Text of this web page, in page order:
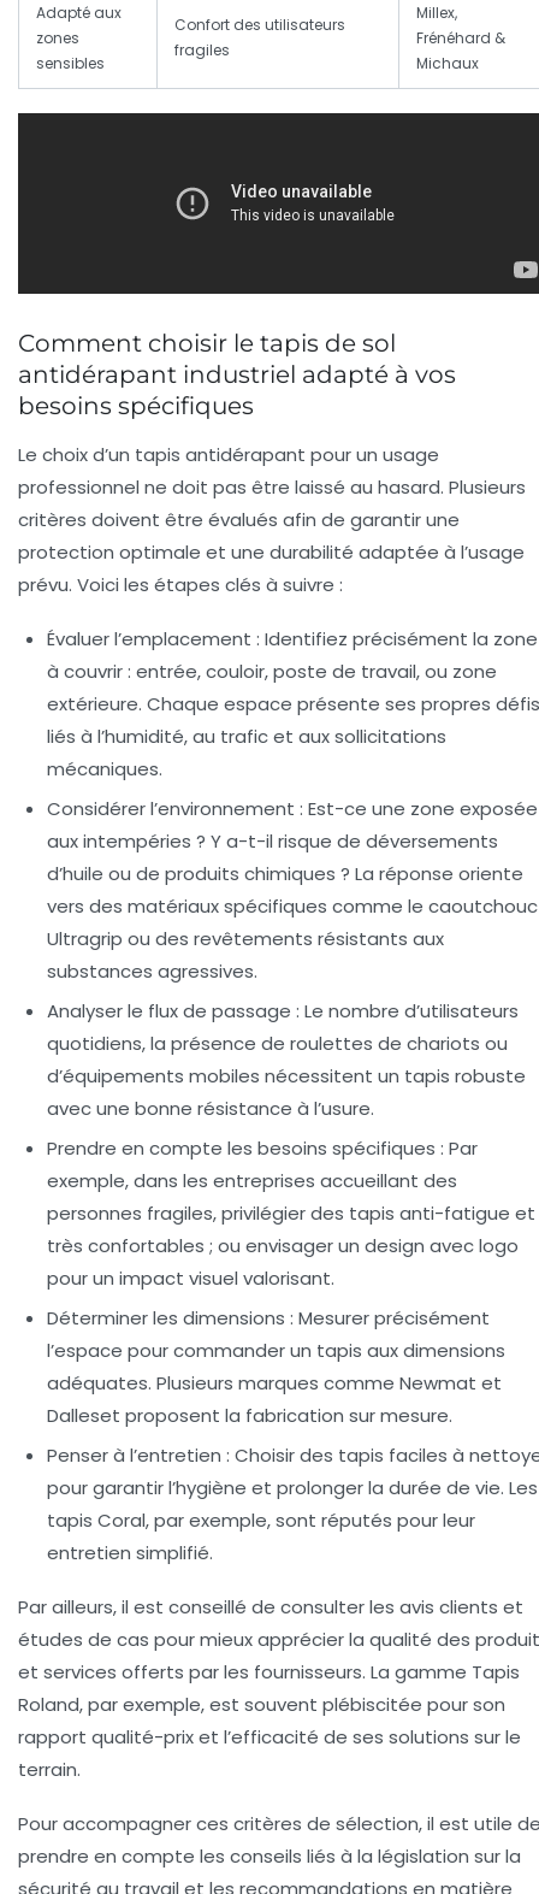
Adapté aux
zones
sensibles
Confort des utilisateurs
fragiles
Millex,
Frénéhard &
Michaux
Comment choisir le tapis de sol
antidérapant industriel adapté à vos
besoins spécifiques
Le choix d’un tapis antidérapant pour un usage
professionnel ne doit pas être laissé au hasard. Plusieurs
critères doivent être évalués afin de garantir une
protection optimale et une durabilité adaptée à l’usage
prévu. Voici les étapes clés à suivre :
Évaluer l’emplacement : Identifiez précisément la zone
à couvrir : entrée, couloir, poste de travail, ou zone
extérieure. Chaque espace présente ses propres défis
liés à l’humidité, au trafic et aux sollicitations
mécaniques.
Considérer l’environnement : Est-ce une zone exposée
aux intempéries ? Y a-t-il risque de déversements
d’huile ou de produits chimiques ? La réponse oriente
vers des matériaux spécifiques comme le caoutchouc
Ultragrip ou des revêtements résistants aux
substances agressives.
Analyser le flux de passage : Le nombre d’utilisateurs
quotidiens, la présence de roulettes de chariots ou
d’équipements mobiles nécessitent un tapis robuste
avec une bonne résistance à l’usure.
Prendre en compte les besoins spécifiques : Par
exemple, dans les entreprises accueillant des
personnes fragiles, privilégier des tapis anti-fatigue et
très confortables ; ou envisager un design avec logo
pour un impact visuel valorisant.
Déterminer les dimensions : Mesurer précisément
l’espace pour commander un tapis aux dimensions
adéquates. Plusieurs marques comme Newmat et
Dalleset proposent la fabrication sur mesure.
Penser à l’entretien : Choisir des tapis faciles à
pour garantir l’hygiène et prolonger la durée de vie. Les
tapis Coral, par exemple, sont réputés pour leur
entretien simplifié.
Par ailleurs, il est conseillé de consulter les avis clients et
études de cas pour mieux apprécier la qualité des
et services offerts par les fournisseurs. La gamme Tapis
Roland, par exemple, est souvent plébiscitée pour son
rapport qualité-prix et l’efficacité de ses solutions sur le
terrain.
Pour accompagner ces critères de sélection, il est utile
prendre en compte les conseils liés à la législation sur la
sécurité au travail et les recommandations en matière